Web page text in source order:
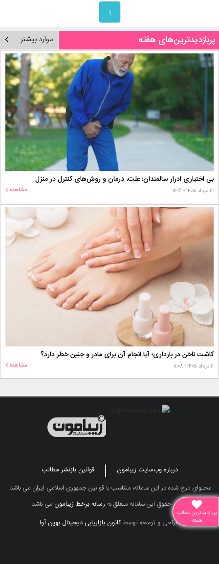
۱
پربازدیدترین‌های هفته موارد بیشتر
بی اختیاری ادرار سالمندان؛ علت، درمان و روش‌های کنترل در منزل
۱۲ مرداد ۱۴۰۵ - ۱۴:۱۶ مشاهده
کاشت ناخن در بارداری؛ آیا انجام آن برای مادر و جنین خطر دارد؟
۱۱ مرداد ۱۴۰۵ - ۱۱:۰۸ مشاهده
درباره وب‌سایت زیبامون
قوانین بازنشر مطالب
محتوای درج شده در این سامانه، متناسب با قوانین جمهوری اسلامی ایران می باشد.
تمامی حقوق این سامانه متعلق به رسانه برخط زیبامونمی باشد.
طراحی و توسعه توسطکانون بازاریابی دیجیتال بهین آوا
پربازدیدترین مطالب
هفته